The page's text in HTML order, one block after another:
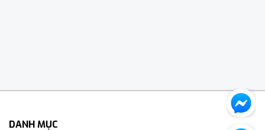
DANH MỤC